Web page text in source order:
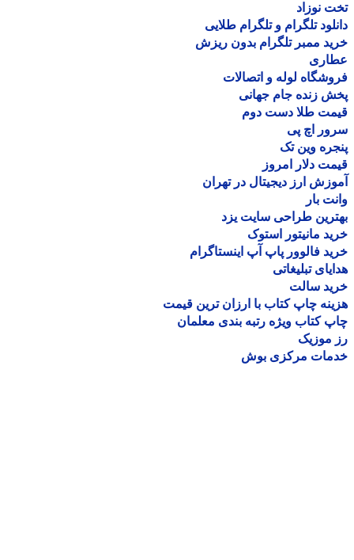
نوزاد
تلگرام و تلگرام طلایی
ممبر تلگرام بدون ریزش
لوله و اتصالات
زنده جام جهانی
طلا دست دوم
اچ پی
وین تک
دلار امروز
ارز دیجیتال در تهران
بار
طراحی سایت یزد
مانیتور استوک
فالوور پاپ آپ اینستاگرام
تبلیغاتی
سالت
چاپ کتاب با ارزان ترین قیمت
کتاب ویژه رتبه بندی معلمان
موزیک
مرکزی بوش